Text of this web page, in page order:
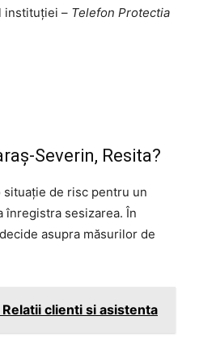
instituției – Telefon Protectia
Severin, Resita?
situație de risc pentru un
înregistra sesizarea. În
asupra măsurilor de
clienti si asistenta